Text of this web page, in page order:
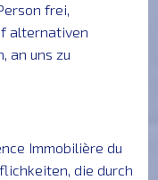
frei,
alternativen
an uns zu
Immobilière du
die durch